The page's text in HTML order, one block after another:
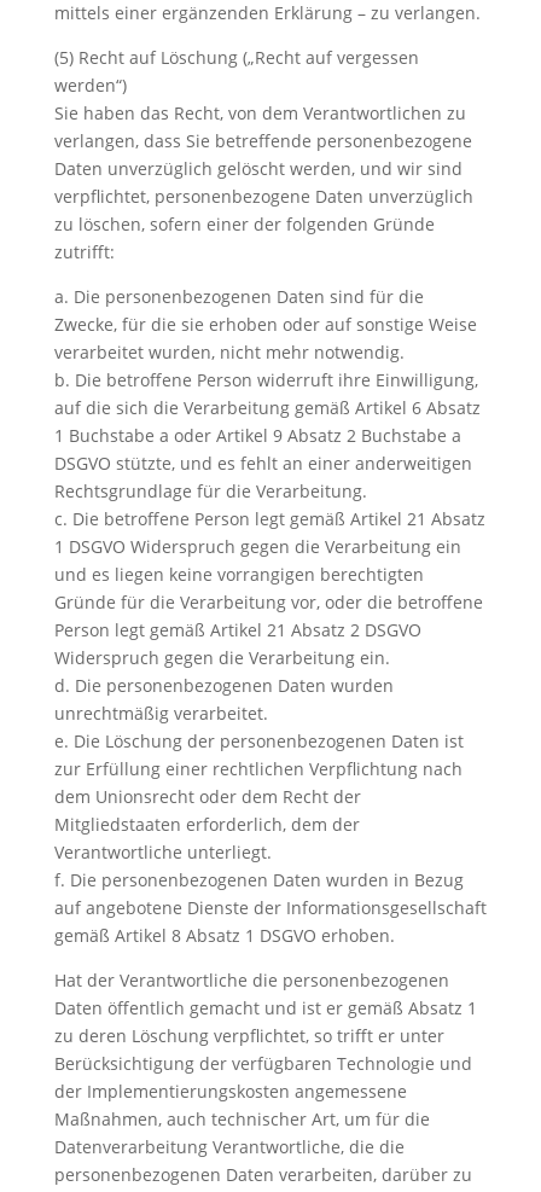
mittels einer ergänzenden Erklärung – zu verlangen.
(5) Recht auf Löschung („Recht auf vergessen
werden“)
Sie haben das Recht, von dem Verantwortlichen zu
verlangen, dass Sie betreffende personenbezogene
Daten unverzüglich gelöscht werden, und wir sind
verpflichtet, personenbezogene Daten unverzüglich
zu löschen, sofern einer der folgenden Gründe
zutrifft:
a. Die personenbezogenen Daten sind für die
Zwecke, für die sie erhoben oder auf sonstige Weise
verarbeitet wurden, nicht mehr notwendig.
b. Die betroffene Person widerruft ihre Einwilligung,
auf die sich die Verarbeitung gemäß Artikel 6 Absatz
1 Buchstabe a oder Artikel 9 Absatz 2 Buchstabe a
DSGVO stützte, und es fehlt an einer anderweitigen
Rechtsgrundlage für die Verarbeitung.
c. Die betroffene Person legt gemäß Artikel 21 Absatz
1 DSGVO Widerspruch gegen die Verarbeitung ein
und es liegen keine vorrangigen berechtigten
Gründe für die Verarbeitung vor, oder die betroffene
Person legt gemäß Artikel 21 Absatz 2 DSGVO
Widerspruch gegen die Verarbeitung ein.
d. Die personenbezogenen Daten wurden
unrechtmäßig verarbeitet.
e. Die Löschung der personenbezogenen Daten ist
zur Erfüllung einer rechtlichen Verpflichtung nach
dem Unionsrecht oder dem Recht der
Mitgliedstaaten erforderlich, dem der
Verantwortliche unterliegt.
f. Die personenbezogenen Daten wurden in Bezug
auf angebotene Dienste der Informationsgesellschaft
gemäß Artikel 8 Absatz 1 DSGVO erhoben.
Hat der Verantwortliche die personenbezogenen
Daten öffentlich gemacht und ist er gemäß Absatz 1
zu deren Löschung verpflichtet, so trifft er unter
Berücksichtigung der verfügbaren Technologie und
der Implementierungskosten angemessene
Maßnahmen, auch technischer Art, um für die
Datenverarbeitung Verantwortliche, die die
personenbezogenen Daten verarbeiten, darüber zu